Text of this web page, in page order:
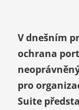
V dnešním
ochrana
pro
Suite